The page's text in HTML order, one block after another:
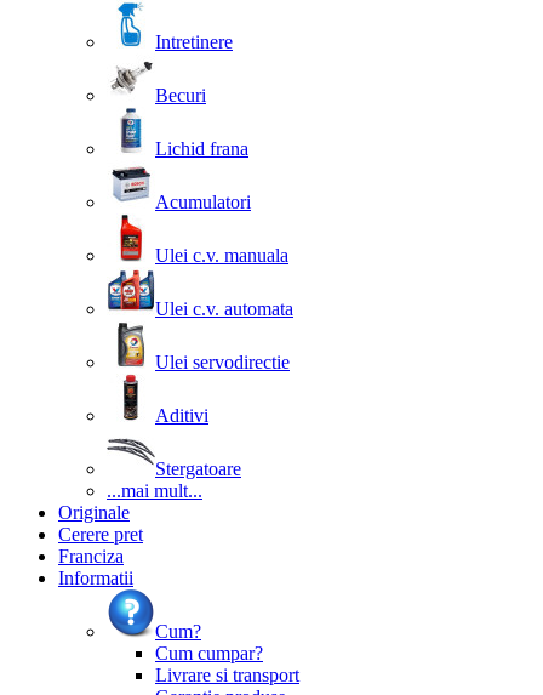
Intretinere
Becuri
Lichid frana
Acumulatori
Ulei c.v. manuala
Ulei c.v. automata
Ulei servodirectie
Aditivi
Stergatoare
...mai mult...
Originale
Cerere pret
Franciza
Informatii
Cum?
Cum cumpar?
Livrare si transport